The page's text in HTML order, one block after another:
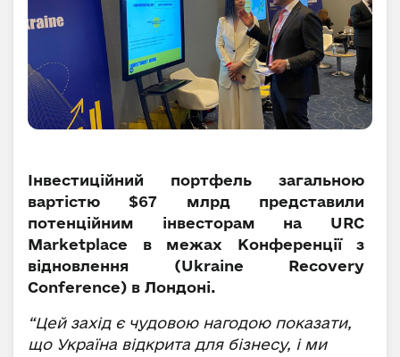
Інвестиційний портфель загальною
вартістю $67 млрд представили
потенційним інвесторам на URC
Marketplace в межах Конференції з
відновлення (Ukraine Recovery
Conference) в Лондоні.
“Цей захід є чудовою нагодою показати,
що Україна відкрита для бізнесу, і ми